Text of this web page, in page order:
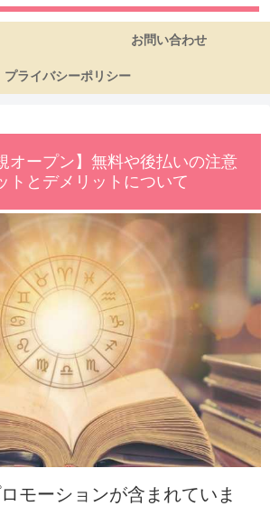
お問い合わせ
プライバシーポリシー
オープン】無料や後払いの注意
トとデメリットについて
モーションが含まれていま